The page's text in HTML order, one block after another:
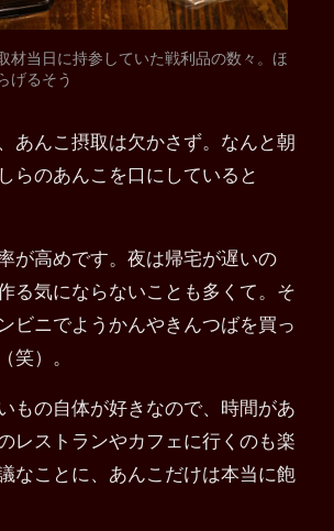
材当日に持参していた戦利品の数々。ほ
げるそう
あんこ摂取は欠かさず。なんと朝
らのあんこを口にしていると
が高めです。夜は帰宅が遅いの
る気にならないことも多くて。そ
ビニでようかんやきんつばを買っ
笑）。
もの自体が好きなので、時間があ
レストランやカフェに行くのも楽
なことに、あんこだけは本当に飽